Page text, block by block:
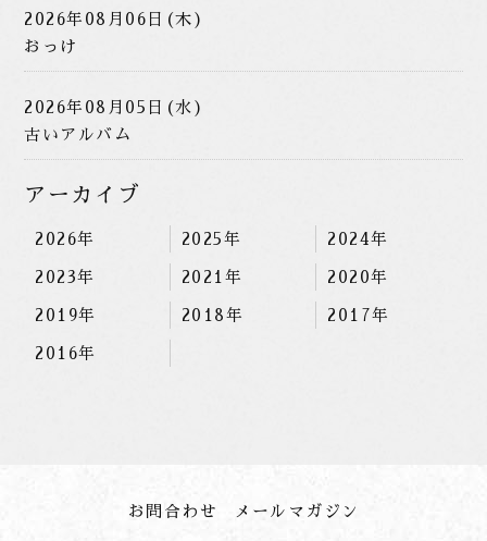
2026年08月06日(木)
おっけ
2026年08月05日(水)
古いアルバム
アーカイブ
2026年 2025年 2024年
2023年 2021年 2020年
2019年 2018年 2017年
2016年
お問合わせ メールマガジン